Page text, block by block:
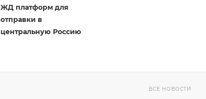
ЖД платформ для
отправки в
центральную Россию
ВСЕ НОВОСТИ